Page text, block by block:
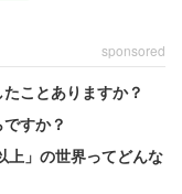
sponsored
ことありますか？
すか？
上」の世界ってどんな